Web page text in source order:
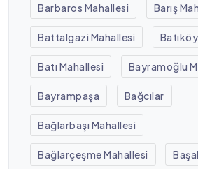
Barbaros Mahallesi Barış
Battalgazi Mahallesi
Batı Mahallesi Bayramoğlu
Bayrampaşa Bağcılar
Bağlarbaşı Mahallesi
Bağlarçeşme Mahallesi